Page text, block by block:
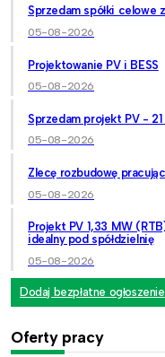
Sprzedam spółki celowe
05-08-2026
Projektowanie PV i BESS
05-08-2026
Sprzedam projekt PV -
05-08-2026
Zlecę rozbudowę
05-08-2026
Projekt PV 1,33 MW
idealny pod spółdzielnię
05-08-2026
Dodaj bezpłatne ogłoszenie
Oferty pracy